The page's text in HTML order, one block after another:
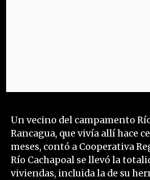
Un vecino del campamento
Rancagua, que vivía allí hace
meses, contó a Cooperativa
Río Cachapoal se llevó la
viviendas, incluida la de su